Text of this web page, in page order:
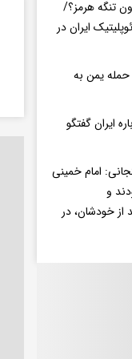
تنگه هرمز؟/
ایران در
یمن به
ایران گفتگو
امام خمینی
و
از خودشان، در